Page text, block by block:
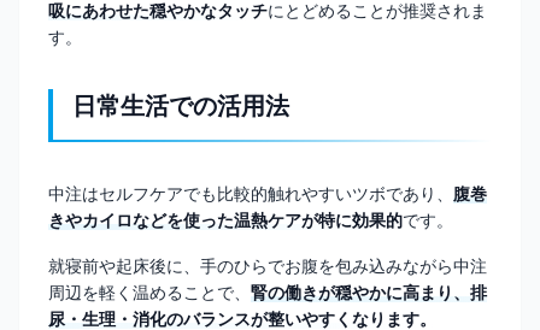
吸にあわせた穏やかなタッチにとどめることが推奨されま
す。
日常生活での活用法
中注はセルフケアでも比較的触れやすいツボであり、 腹巻
きやカイロなどを使った温熱ケアが特に効果的です。
就寝前や起床後に、手のひらでお腹を包み込みながら中注
周辺を軽く温めることで、 腎の働きが穏やかに高まり、排
尿・生理・消化のバランスが整いやすくなります。